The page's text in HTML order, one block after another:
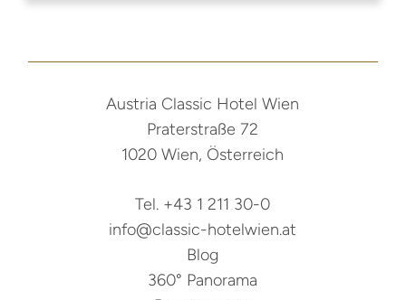
Austria Classic Hotel Wien
Praterstraße 72
1020 Wien, Österreich
Tel. +43 1 211 30-0
info@classic-hotelwien.at
Blog
360° Panorama